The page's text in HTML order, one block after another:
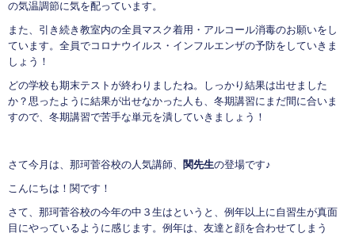
の気温調節に気を配っています。
また、引き続き教室内の全員マスク着用・アルコール消毒のお願いをし
ています。全員でコロナウイルス・インフルエンザの予防をしていきま
しょう！
どの学校も期末テストが終わりましたね。しっかり結果は出せました
か？思ったように結果が出せなかった人も、冬期講習にまだ間に合いま
すので、冬期講習で苦手な単元を潰していきましょう！
さて今月は、那珂菅谷校の人気講師、 関先生の登場です♪
こんにちは！関です！
さて、那珂菅谷校の今年の中３生はというと、例年以上に自習生が真面
目にやっているように感じます。例年は、友達と顔を合わせてしまう